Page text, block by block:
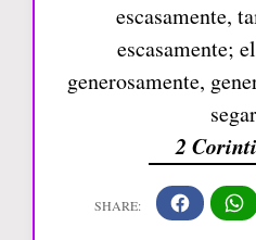
escasamente,
escasamente;
generosamente,
2